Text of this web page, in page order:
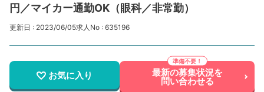
円／マイカー通勤OK（眼科／非常勤）
更新日 : 2023/06/05求人No : 635196
お気に入り 最新の募集状況を
問い合わせる